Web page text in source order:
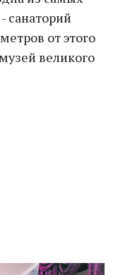
санаторий
от этого
великого